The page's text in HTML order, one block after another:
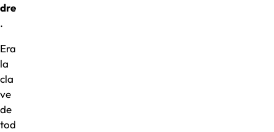
dre
.
Era
la
cla
ve
de
tod